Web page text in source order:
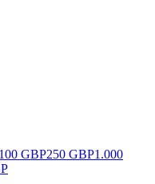
100 GBP250 GBP1.000